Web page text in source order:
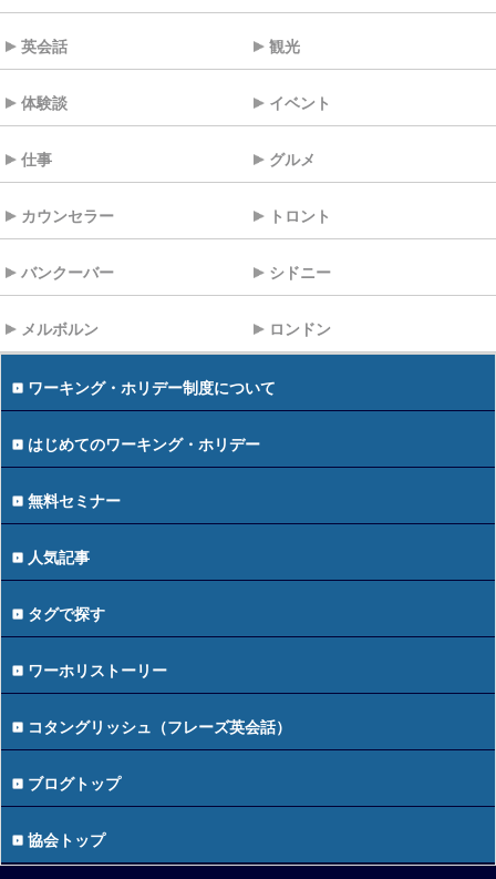
英会話 観光
体験談 イベント
仕事 グルメ
カウンセラー トロント
バンクーバー シドニー
メルボルン ロンドン
ワーキング・ホリデー制度について
はじめてのワーキング・ホリデー
無料セミナー
人気記事
タグで探す
ワーホリストーリー
コタングリッシュ（フレーズ英会話）
ブログトップ
協会トップ